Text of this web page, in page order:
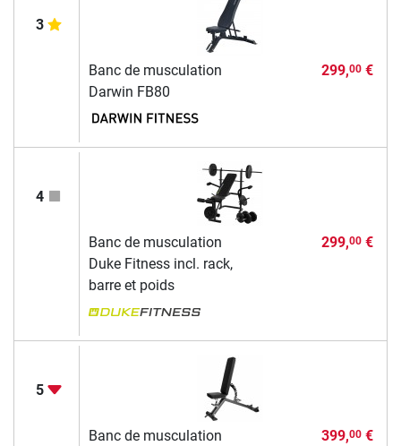
3
Banc de musculation
Darwin FB80
299,00€
4
Banc de musculation
Duke Fitness incl. rack,
barre et poids
299,00€
5
Banc de musculation
399,00€